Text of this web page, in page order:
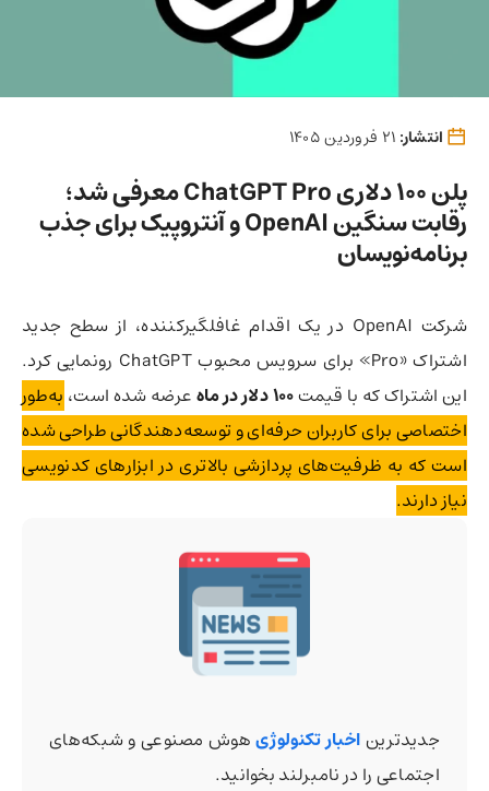
انتشار:
پلن ۱۰۰ دلاری ChatGPT Pro معرفی شد؛
رقابت سنگین OpenAI و آنتروپیک برای جذب
برنامه‌نویسان
شرکت OpenAI در یک اقدام غافلگیرکننده، از سطح جدید
اشتراک «Pro» برای سرویس محبوب ChatGPT رونمایی کرد.
این اشتراک که با قیمت۱۰۰ دلار در ماه عرضه شده است، به‌طور
اختصاصی برای کاربران حرفه‌ای و توسعه‌دهندگانی طراحی شده
است که به ظرفیت‌های پردازشی بالاتری در ابزارهای کدنویسی
نیاز دارند.
جدیدتریناخبار تکنولوژیهوش مصنوعی و شبکه‌های
اجتماعی را در نامبرلند بخوانید.